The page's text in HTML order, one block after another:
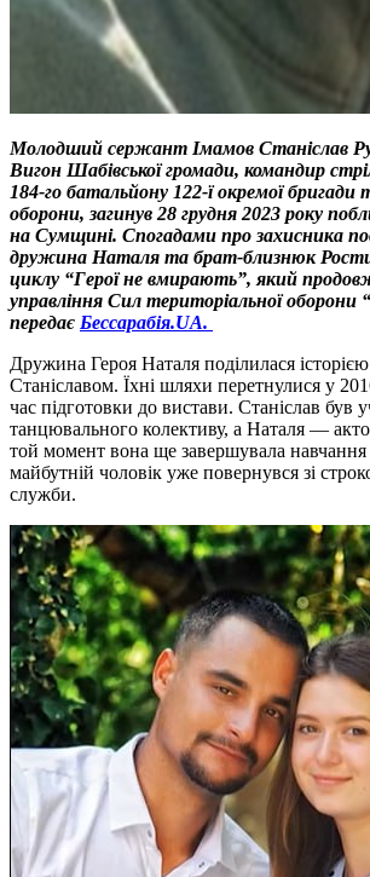
Молодший сержант Імамов Станіслав
Вигон Шабівської громади, командир
184-го батальйону 122-ї окремої бригади
оборони, загинув 28 грудня 2023 року
на Сумщині. Спогадами про захисника
дружина Наталя та брат-близнюк
циклу “Герої не вмирають”, який
управління Сил територіальної оборони
передає Бессарабія.UA.
Дружина Героя Наталя поділилася історією
Станіславом. Їхні шляхи перетнулися у
час підготовки до вистави. Станіслав був
танцювального колективу, а Наталя —
той момент вона ще завершувала навчання
майбутній чоловік уже повернувся зі
служби.